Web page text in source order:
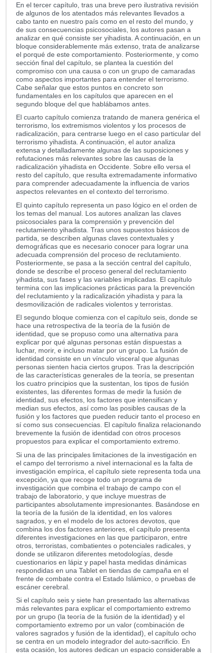
En el tercer capítulo, tras una breve pero ilustrativa revisión
de algunos de los atentados más relevantes llevados a
cabo tanto en nuestro país como en el resto del mundo, y
de sus consecuencias psicosociales, los autores pasan a
analizar en qué consiste ser yihadista. A continuación, en un
bloque considerablemente más extenso, trata de analizarse
el porqué de este comportamiento. Posteriormente, y como
sección final del capítulo, se plantea la cuestión del
compromiso con una causa o con un grupo de camaradas
como aspectos importantes para entender el terrorismo.
Cabe señalar que estos puntos en concreto son
fundamentales en los capítulos que aparecen en el
segundo bloque del que hablábamos antes.
El cuarto capítulo comienza tratando de manera genérica el
terrorismo, los extremismos violentos y los procesos de
radicalización, para centrarse luego en el caso particular del
terrorismo yihadista. A continuación, el autor analiza
extensa y detalladamente algunas de las suposiciones y
refutaciones más relevantes sobre las causas de la
radicalización yihadista en Occidente. Sobre ello versa el
resto del capítulo, que resulta extremadamente informativo
para comprender adecuadamente la influencia de varios
aspectos relevantes en el contexto del terrorismo.
El quinto capítulo representa un paso lógico en el orden de
los temas del manual. Los autores analizan las claves
psicosociales para la comprensión y prevención del
reclutamiento yihadista. Tras unos supuestos básicos de
partida, se describen algunas claves contextuales y
demográficas que es necesario conocer para lograr una
adecuada comprensión del proceso de reclutamiento.
Posteriormente, se pasa a la sección central del capítulo,
donde se describe el proceso general del reclutamiento
yihadista, sus fases y las variables implicadas. El capítulo
termina con las implicaciones prácticas para la prevención
del reclutamiento y la radicalización yihadista y para la
desmovilización de radicales violentos y terroristas.
El segundo bloque comienza con el capítulo seis, donde se
hace una retrospectiva de la teoría de la fusión de
identidad, que se propuso como una alternativa para
explicar por qué algunas personas están dispuestas a
luchar, morir, e incluso matar por un grupo. La fusión de
identidad consiste en un vínculo visceral que algunas
personas sienten hacia ciertos grupos. Tras la descripción
de las características generales de la teoría, se presentan
los cuatro principios que la sustentan, los tipos de fusión
existentes, las diferentes formas de medir la fusión de
identidad, sus efectos, los factores que intensifican y
median sus efectos, así como las posibles causas de la
fusión y los factores que pueden reducir tanto el proceso en
sí como sus consecuencias. El capítulo finaliza relacionando
brevemente la fusión de identidad con otros procesos
propuestos para explicar el comportamiento extremo.
Si una de las principales limitaciones de la investigación en
el campo del terrorismo a nivel internacional es la falta de
investigación empírica, el capítulo siete representa toda una
excepción, ya que recoge todo un programa de
investigación que combina el trabajo de campo con el
trabajo de laboratorio, y que incluye muestras de
participantes absolutamente impresionantes. Basándose en
la teoría de la fusión de la identidad, en los valores
sagrados, y en el modelo de los actores devotos, que
combina los dos factores anteriores, el capítulo presenta
diferentes investigaciones en las que participaron, entre
otros, terroristas, combatientes o potenciales radicales, y
donde se utilizaron diferentes metodologías, desde
cuestionarios en lápiz y papel hasta medidas dinámicas
respondidas en una Tablet en tiendas de campaña en el
frente de combate contra el Estado Islámico, o pruebas de
escáner cerebral.
Si el capítulo seis y siete han presentado las alternativas
más relevantes para explicar el comportamiento extremo
por un grupo (la teoría de la fusión de la identidad) y el
comportamiento extremo por un valor (combinación de
valores sagrados y fusión de la identidad), el capítulo ocho
se centra en un modelo integrador del auto-sacrificio. En
esta ocasión, los autores dedican un espacio considerable a